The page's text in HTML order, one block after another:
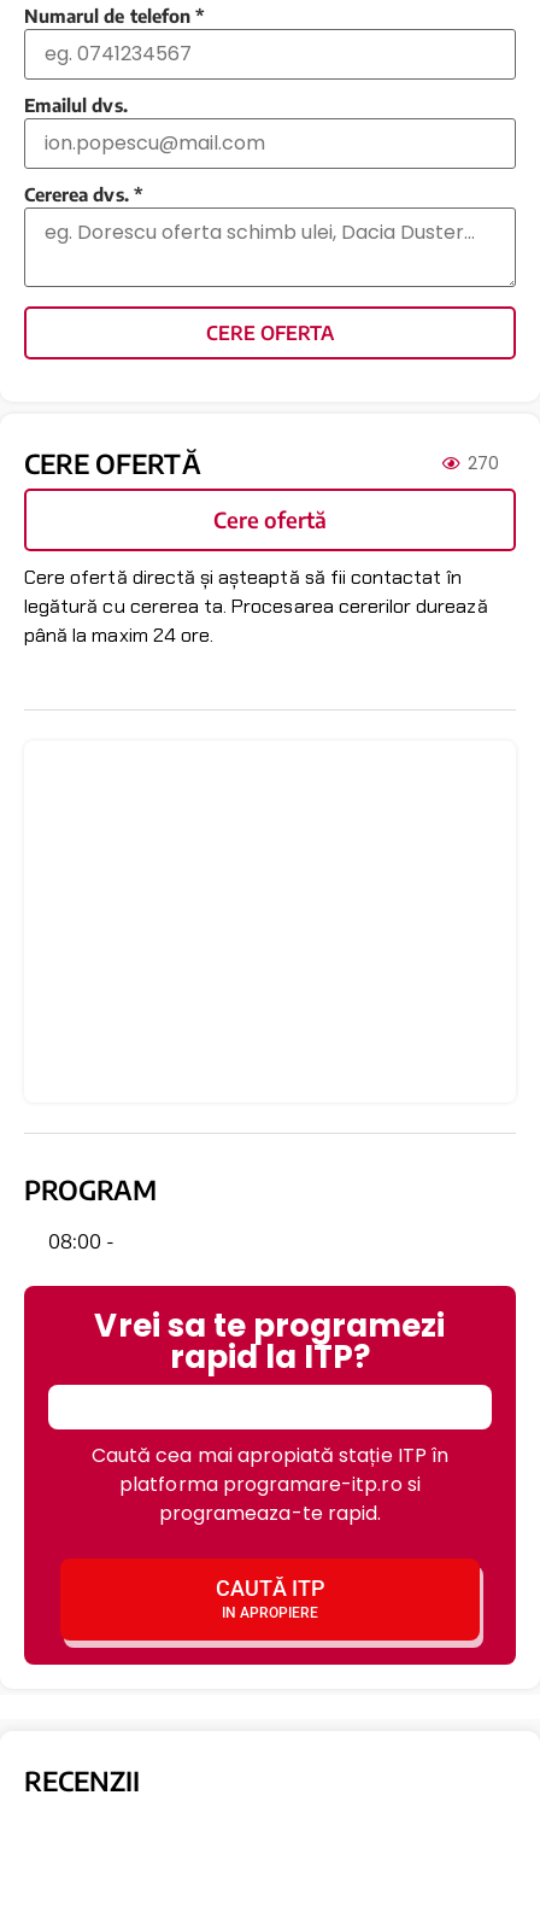
Numarul de telefon *
Emailul dvs.
Cererea dvs. *
CERE OFERTA
CERE OFERTĂ 270
Cere ofertă
Cere ofertă directă și așteaptă să fii contactat în
legătură cu cererea ta. Procesarea cererilor durează
până la maxim 24 ore.
PROGRAM
08:00 -
Vrei sa te programezi
rapid la ITP?
Caută cea mai apropiată stație ITP în
platforma programare-itp.ro si
programeaza-te rapid.
CAUTĂ ITP
IN APROPIERE
RECENZII